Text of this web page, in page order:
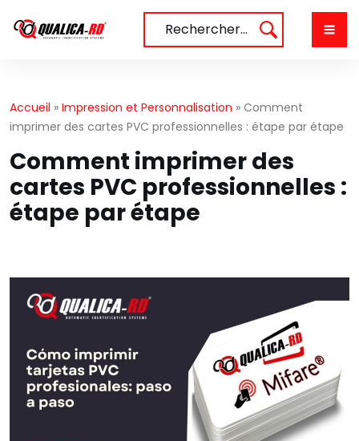
au
Rechercher…
Accueil » Impression et Personnalisation » Comment
imprimer des cartes PVC professionnelles : étape par étape
Comment imprimer des
cartes PVC professionnelles :
étape par étape